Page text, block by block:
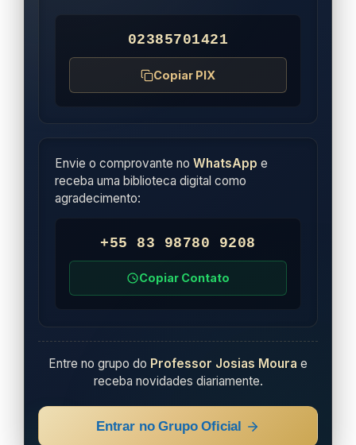
02385701421
Copiar PIX
Envie o comprovante noWhatsApp e
receba uma biblioteca digital como
agradecimento:
+55 83 98780 9208
Copiar Contato
Entre no grupo do Professor Josias Moura e
receba novidades diariamente.
Entrar no Grupo Oficial